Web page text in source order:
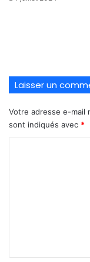
Laisser un
Votre adresse e-mail
sont indiqués avec *